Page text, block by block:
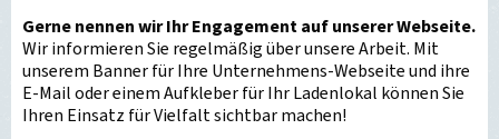
Gerne nennen wir Ihr Engagement auf unserer Webseite.
Wir informieren Sie regelmäßig über unsere Arbeit. Mit
unserem Banner für Ihre Unternehmens-Webseite und ihre
E-Mail oder einem Aufkleber für Ihr Ladenlokal können Sie
Ihren Einsatz für Vielfalt sichtbar machen!